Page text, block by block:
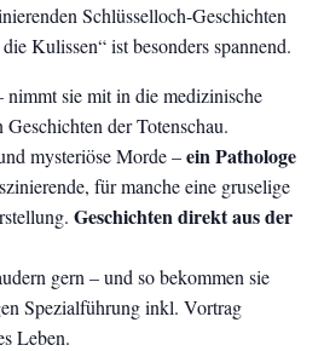
Schlüsselloch-Geschichten
Kulissen“ ist besonders spannend.
nimmt sie mit in die medizinische
der Totenschau.
mysteriöse Morde –ein Pathologe
für manche eine gruselige
Geschichten direkt aus der
gern – und so bekommen sie
Spezialführung inkl. Vortrag
Leben.